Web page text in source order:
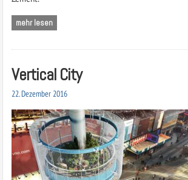
mehr lesen
Vertical City
22. Dezember 2016